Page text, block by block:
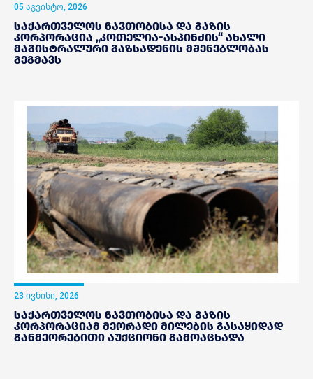
05 აგვისტო, 2026
საქართველოს ნავთობისა და გაზის
კორპორაცია „კოთელია-ასპინძის“ ახალი
მაგისტრალური გაზსადენის მშენებლობას
გეგმავს
23 ივნისი, 2026
საქართველოს ნავთობისა და გაზის
კორპორაციამ მეორადი მილების გასაყიდად
განმეორებითი აუქციონი გამოაცხადა